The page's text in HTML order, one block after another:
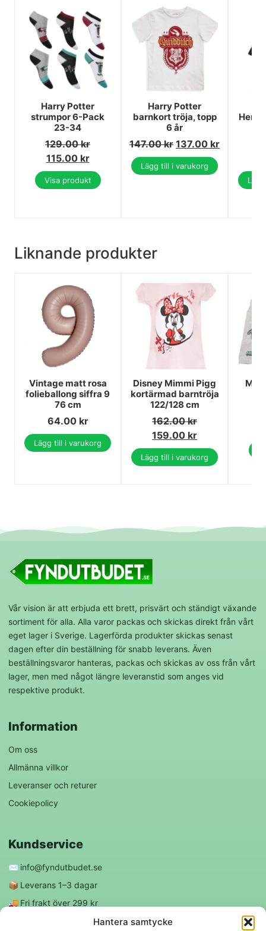
Hantera samtycke
Harry Potter
strumpor 6-Pack
23-34
129.00kr
115.00 kr
Visa produkt
Harry Potter
barnkort tröja, topp
6 år
147.00kr 137.00 kr
Lägg till i varukorg
Liknande produkter
Vintage matt rosa
folieballong siffra 9
76 cm
64.00 kr
Lägg till i varukorg
Disney Mimmi Pigg
kortärmad barntröja
122/128 cm
162.00kr
159.00 kr
Lägg till i varukorg
Vår vision är att erbjuda ett brett, prisvärt och ständigt växande
sortiment för alla. Alla varor packas och skickas direkt från vårt
eget lager i Sverige. Lagerförda produkter skickas senast
dagen efter din beställning för snabb leverans. Även
beställningsvaror hanteras, packas och skickas av oss från vårt
lager, men med något längre leveranstid som anges vid
respektive produkt.
Information
Om oss
Allmänna villkor
Leveranser och returer
Cookiepolicy
Kundservice
✉️ info@fyndutbudet.se
📦 Leverans 1–3 dagar
🚚 Fri frakt över 299 kr